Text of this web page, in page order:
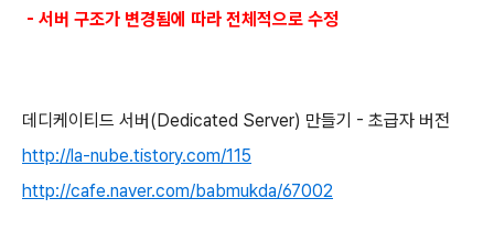
- 서버 구조가 변경됨에 따라 전체적으로 수정
데디케이티드 서버(Dedicated Server) 만들기 - 초급자 버전
http://la-nube.tistory.com/115
http://cafe.naver.com/babmukda/67002